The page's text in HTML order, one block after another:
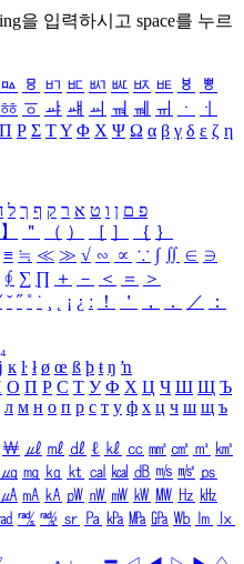
을 입력하시고 space를 누르
ㅰ ㅱ ㅲ ㅳ ㅴ ㅵ ㅶ ㅷ ㅸ
ㅹ
ㆅ ㆆ ㆇ ㆈ ㆉ ㆊ ㆋ ㆌ ㆍ
ㆎ
Π Ρ Σ ΤΥ Φ Χ Ψ Ω α β γ δ ε ζ η
פ ם ן ו ט א ר ק ף ך ל
】 ＂ （ ） ［ ］ ｛ ｝
≡ ≒ ≪ ≫ √ ∽ ∝ ∵ ∫ ∬ ∈ ∋
∮ ∑ ∏ ＋ － ＜ ＝
＞
˘ ˝ ˚ ˙ ¸ ¡ ¿ ː ！ ＇ ， ． ／
：
₄
ĸ ŀ ł ø œ ß þ ŧ ŋ ŉ
О П Р С Т У Ф Х Ц Ч Ш Щ Ъ
л м н о п р с т у ф х ц ч ш щ ъ
￦ ㎕ ㎖ ㎗ ℓ ㎘ ㏄ ㎣ ㎤ ㎥ ㎦
㎍ ㎎ ㎏ ㏏ ㎈ ㎉ ㏈ ㎧ ㎨ ㎰
㎂ ㎃ ㎄ ㎺ ㎻ ㎽ ㎾ ㎿ ㎐ ㎑
㎮ ㎯ ㏛ ㎩ ㎪ ㎫ ㎬ ㏝ ㏐
㏓